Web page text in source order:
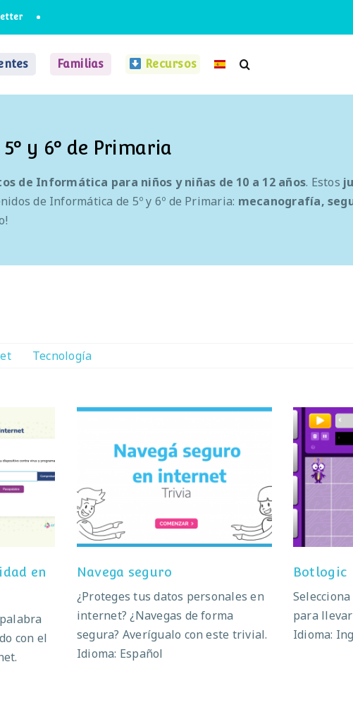
Familias Recursos
y 6º de Primaria
de Informática para niños y niñas de 10 a 12 años. Estos
de Informática de 5º y 6º de Primaria: mecanografía,
Tecnología
en
con el
Navega seguro
Navega seguro
¿Proteges tus datos personales en
internet? ¿Navegas de forma
segura? Averígualo con este trivial.
Idioma: Español
Botlogic
para
Idioma: